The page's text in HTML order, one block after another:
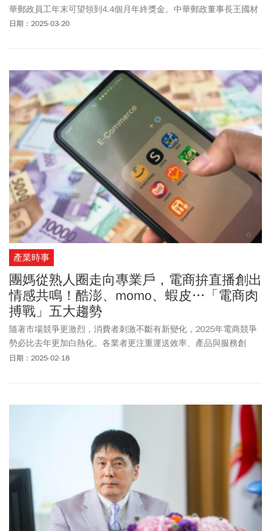
華郵政員工年末可望領到4.4個月年終獎金。中華郵政董事長王國材
說明，去年公司轉虧為盈，全年盈餘約26.5億元，已與交通部討
終。最終在工會揚言拒加班，經申覆後才改列甲等。週四同樣出席
活動的交通部次長伍勝園肯定郵局表現，他也強調，交通部沒有既
定立場，預計3月底4月初，會將內容提報至國發會。
日期：2025-03-20
產業時事
團媽從熟人圈走向專業戶，電商拚直播創出
情感共鳴！酷澎、momo、蝦皮…「電商肉
搏戰」五大趨勢
隨著市場競爭更激烈，消費者刺激不斷有新變化，2025年電商競爭
勢必比去年更加白熱化。各業者更注重運送效率、產品與服務創
新，但又必須兼顧永續經營能力，2025年電商肉搏戰，歸納以下五
日期：2025-02-18